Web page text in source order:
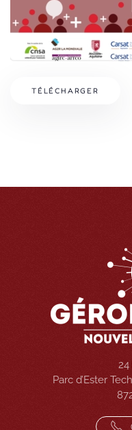
TÉLÉCHARGER
24
Parc d’Ester